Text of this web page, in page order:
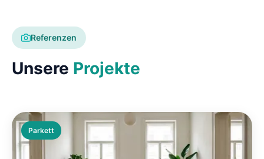
Referenzen
Unsere Projekte
Parkett